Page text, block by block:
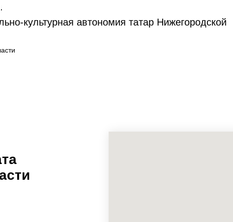
культурная автономия татар Нижегородской